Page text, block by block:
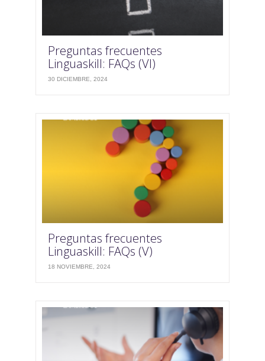
Preguntas frecuentes
Linguaskill: FAQs (VI)
30 DICIEMBRE, 2024
Preguntas frecuentes
Linguaskill: FAQs (V)
18 NOVIEMBRE, 2024